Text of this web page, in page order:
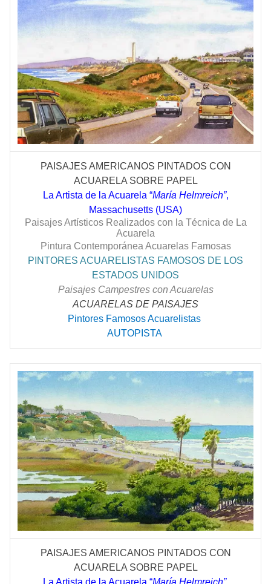
PAISAJES AMERICANOS PINTADOS CON
ACUARELA SOBRE PAPEL
La Artista de la Acuarela “María Helmreich”,
Massachusetts (USA)
Paisajes Artísticos Realizados con la Técnica de La
Acuarela
Pintura Contemporánea Acuarelas Famosas
PINTORES ACUARELISTAS FAMOSOS DE LOS
ESTADOS UNIDOS
Paisajes Campestres con Acuarelas
ACUARELAS DE PAISAJES
Pintores Famosos Acuarelistas
AUTOPISTA
PAISAJES AMERICANOS PINTADOS CON
ACUARELA SOBRE PAPEL
La Artista de la Acuarela “María Helmreich”,